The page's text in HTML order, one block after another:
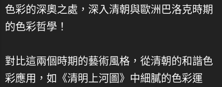
色彩的深奧之處，深入清朝與歐洲巴洛克時期
的色彩哲學！
對比這兩個時期的藝術風格，從清朝的和諧色
彩應用，如《清明上河圖》中細膩的色彩運